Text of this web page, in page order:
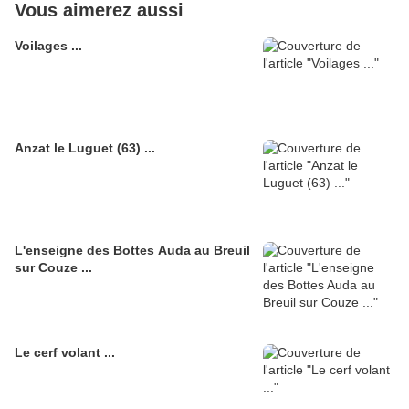
Vous aimerez aussi
Voilages ...
Anzat le Luguet (63) ...
L'enseigne des Bottes Auda au Breuil
sur Couze ...
Le cerf volant ...